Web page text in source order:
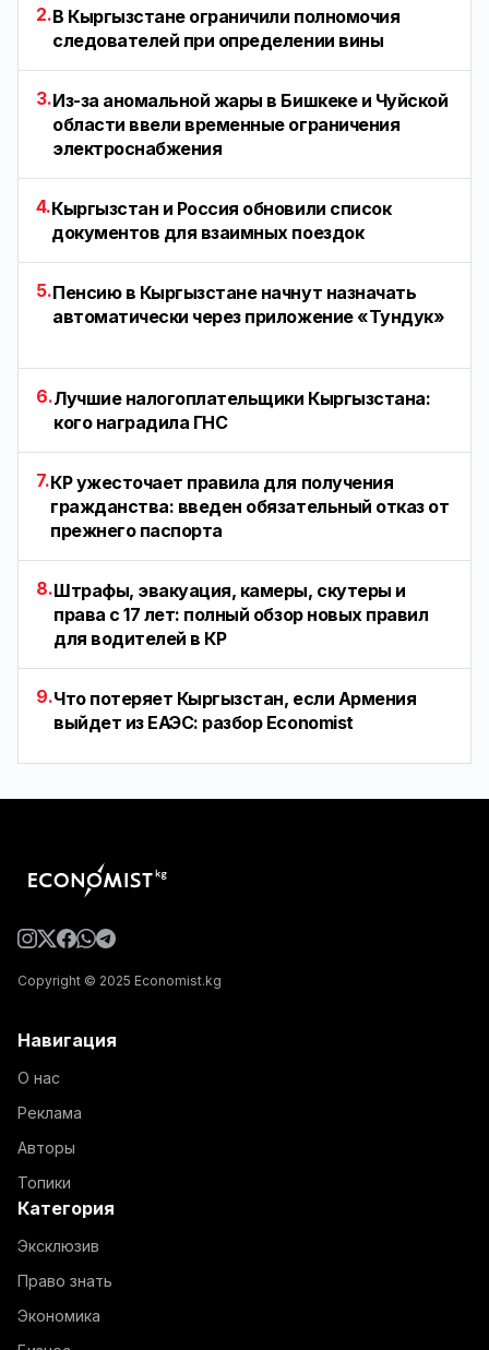
2.В Кыргызстане ограничили полномочия
следователей при определении вины
3.Из-за аномальной жары в Бишкеке и Чуйской
области ввели временные ограничения
электроснабжения
4.Кыргызстан и Россия обновили список
документов для взаимных поездок
5.Пенсию в Кыргызстане начнут назначать
автоматически через приложение «Тундук»
6.Лучшие налогоплательщики Кыргызстана:
кого наградила ГНС
7.КР ужесточает правила для получения
гражданства: введен обязательный отказ от
прежнего паспорта
8.Штрафы, эвакуация, камеры, скутеры и
права с 17 лет: полный обзор новых правил
для водителей в КР
9.Что потеряет Кыргызстан, если Армения
выйдет из ЕАЭС: разбор Economist
Copyright © 2025 Economist.kg
Навигация
О нас
Реклама
Авторы
Топики
Категория
Эксклюзив
Право знать
Экономика